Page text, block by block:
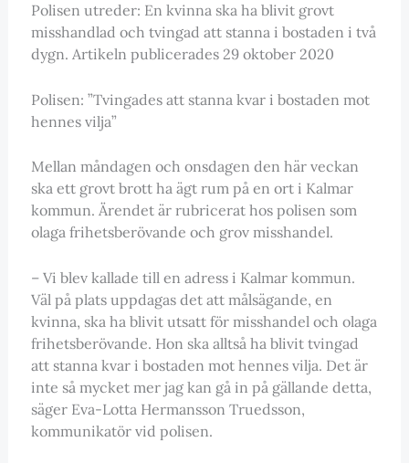
Polisen utreder: En kvinna ska ha blivit grovt
misshandlad och tvingad att stanna i bostaden i två
dygn. Artikeln publicerades 29 oktober 2020
Polisen: ”Tvingades att stanna kvar i bostaden mot
hennes vilja”
Mellan måndagen och onsdagen den här veckan
ska ett grovt brott ha ägt rum på en ort i Kalmar
kommun. Ärendet är rubricerat hos polisen som
olaga frihetsberövande och grov misshandel.
– Vi blev kallade till en adress i Kalmar kommun.
Väl på plats uppdagas det att målsägande, en
kvinna, ska ha blivit utsatt för misshandel och olaga
frihetsberövande. Hon ska alltså ha blivit tvingad
att stanna kvar i bostaden mot hennes vilja. Det är
inte så mycket mer jag kan gå in på gällande detta,
säger Eva-Lotta Hermansson Truedsson,
kommunikatör vid polisen.